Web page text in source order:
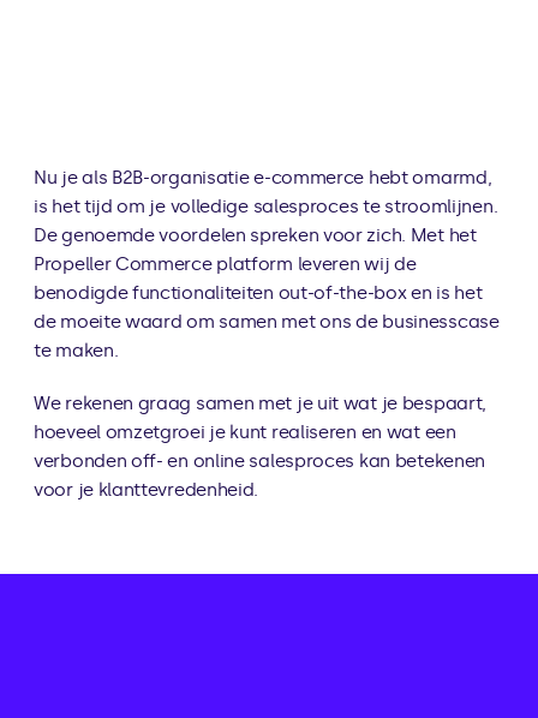
Nu je als B2B-organisatie e-commerce hebt omarmd,
is het tijd om je volledige salesproces te stroomlijnen.
De genoemde voordelen spreken voor zich. Met het
Propeller Commerce platform leveren wij de
benodigde functionaliteiten out-of-the-box en is het
de moeite waard om samen met ons de businesscase
te maken.
We rekenen graag samen met je uit wat je bespaart,
hoeveel omzetgroei je kunt realiseren en wat een
verbonden off- en online salesproces kan betekenen
voor je klanttevredenheid.